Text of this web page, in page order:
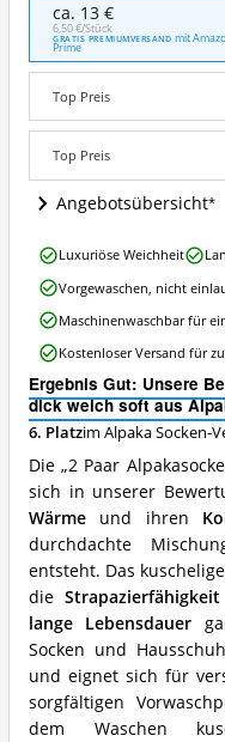
Paar
Alpakasocken
dick
weich
aus
Alpaka
Angebote:
Wo
ist
Alpaka
Socken
erhältlich?
ca. 13 €
6,50 €/Stück
GRATIS PREMIUMVERSAND mit
Prime
Top Preis
Top Preis
Angebotsübersicht
Ergebnis Gut: Unsere
dick weich soft aus
6. Platzim Alpaka Socken-
Die „2 Paar
sich in unserer
Wärmeund ihren
durchdachte
entsteht. Das
die Strapazierfähigkeit
lange Lebensdauer
Socken und
und eignet sich für
sorgfältigen
dem Waschen
Paar
Alpakasocken
dick
weich
soft
aus
Alpaka
Vorteile:
Was
spricht
für
diese
Alpaka
Socken?
Luxuriöse Weichheit
Vorgewaschen, nicht
Maschinenwaschbar für
Kostenloser Versand für